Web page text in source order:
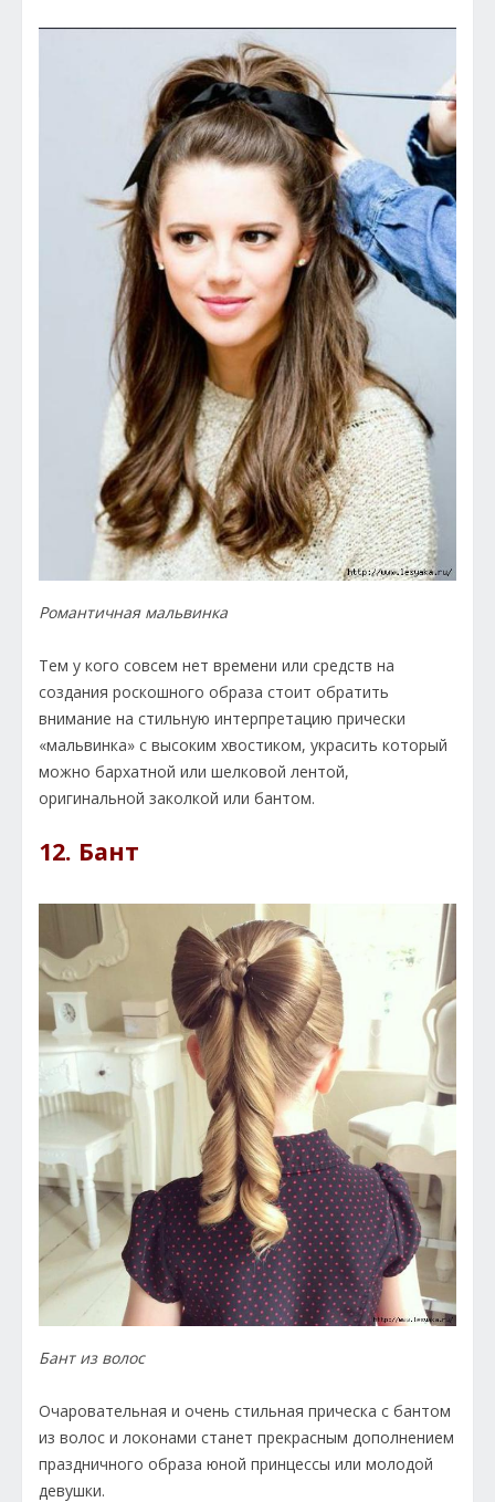
Романтичная мальвинка
Тем у кого совсем нет времени или средств на
создания роскошного образа стоит обратить
внимание на стильную интерпретацию прически
«мальвинка» с высоким хвостиком, украсить который
можно бархатной или шелковой лентой,
оригинальной заколкой или бантом.
12. Бант
Бант из волос
Очаровательная и очень стильная прическа с бантом
из волос и локонами станет прекрасным дополнением
праздничного образа юной принцессы или молодой
девушки.